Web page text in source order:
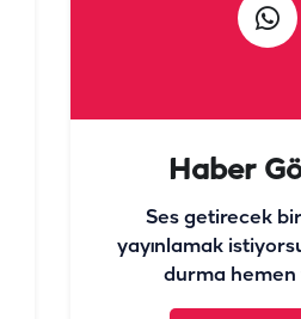
Haber
Ses getirecek
yayınlamak
durma hemen